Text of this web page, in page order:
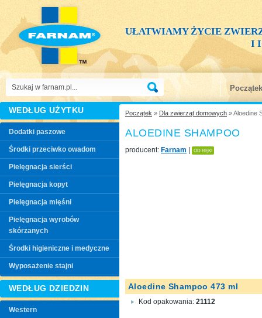
UŁATWIAMY ŻYCIE
I
Początek
Początek » Dla zwierząt domowych » Aloedine
ALOEDINE SHAMPOO
producent: Farnam OD RĘKI
Aloedine Shampoo 473 ml
Kod opakowania: 21112
WEDŁUG UŻYTKU
Dodatki paszowe
Środki przeciwko owadom
Pielęgnacja sierści
Pielęgnacja kopyt
Pielęgnacja mięśni
Pielęgnacja wyrobów
skórzanych
Środki higieniczne i medyczne
Wyposażenie stajni
WEDŁUG DZIEDZIN
Western